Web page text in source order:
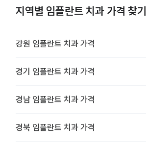
지역별 임플란트 치과 가격 찾기
강원 임플란트 치과 가격
경기 임플란트 치과 가격
경남 임플란트 치과 가격
경북 임플란트 치과 가격